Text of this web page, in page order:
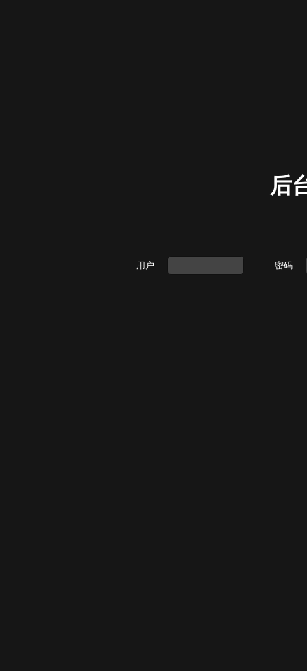
后
用户: 密码: